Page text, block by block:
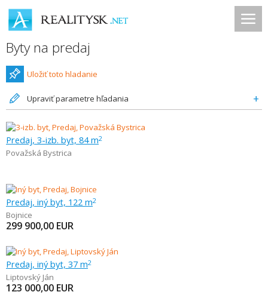
Byty na predaj
Uložiť toto hladanie
Upraviť parametre hľadania
Predaj, 3-izb. byt, 84 m2
Považská Bystrica
Predaj, iný byt, 122 m2
Bojnice
299 900,00 EUR
Predaj, iný byt, 37 m2
Liptovský Ján
123 000,00 EUR